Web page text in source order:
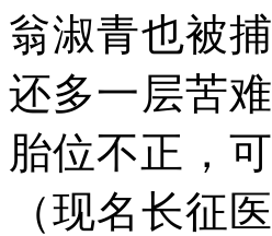
翁淑青也被
还多一层苦
胎位不正，
（现名长征